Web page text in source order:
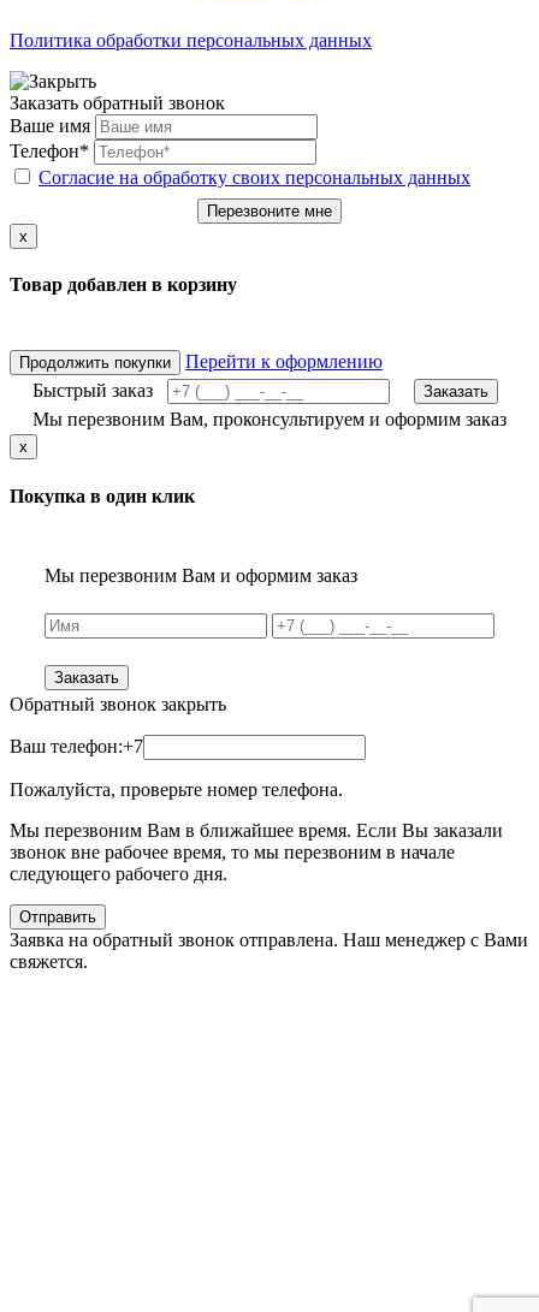
Политика обработки персональных данных
Заказать обратный звонок
Ваше имя
Телефон*
Согласие на обработку своих персональных данных
Перезвоните мне
x
Товар добавлен в корзину
Продолжить покупки
Перейти к оформлению
Быстрый заказ
Заказать
Мы перезвоним Вам, проконсультируем и оформим заказ
x
Покупка в один клик
Мы перезвоним Вам и оформим заказ
Заказать
Обратный звонок закрыть
Ваш телефон:+7
Пожалуйста, проверьте номер телефона.
Мы перезвоним Вам в ближайшее время. Если Вы заказали
звонок вне рабочее время, то мы перезвоним в начале
следующего рабочего дня.
Отправить
Заявка на обратный звонок отправлена. Наш менеджер с Вами
свяжется.